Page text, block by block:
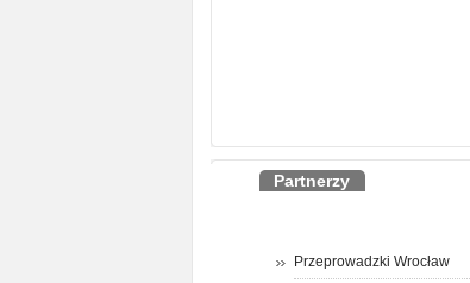
Partnerzy
Przeprowadzki Wrocław